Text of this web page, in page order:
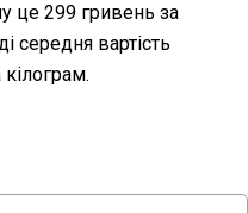
це 299 гривень за
середня вартість